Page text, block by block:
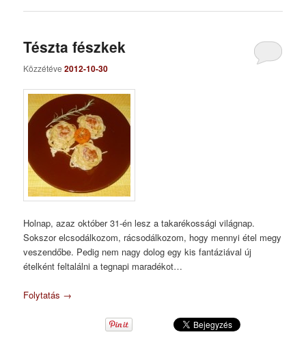
Tészta fészkek
Közzétéve2012-10-30
Holnap, azaz október 31-én lesz a takarékossági világnap.
Sokszor elcsodálkozom, rácsodálkozom, hogy mennyi étel megy
veszendőbe. Pedig nem nagy dolog egy kis fantáziával új
ételként feltalálni a tegnapi maradékot…
Folytatás →